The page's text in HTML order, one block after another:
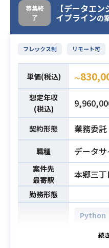
必須スキル
・PHP
募集終
了
【データエ
イプラインの
フレックス制 リモート可
単価(税込) 〜
想定年収
(税込)
契約形態 業務委託
職種 データ
案件先
最寄駅
本郷三丁
勤務形態
Python
MySQL